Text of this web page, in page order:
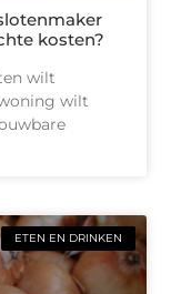
kosten?
wilt
wilt
ETEN EN DRINKEN